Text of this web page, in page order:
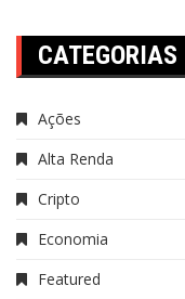
CATEGORIAS
Ações
Alta Renda
Cripto
Economia
Featured